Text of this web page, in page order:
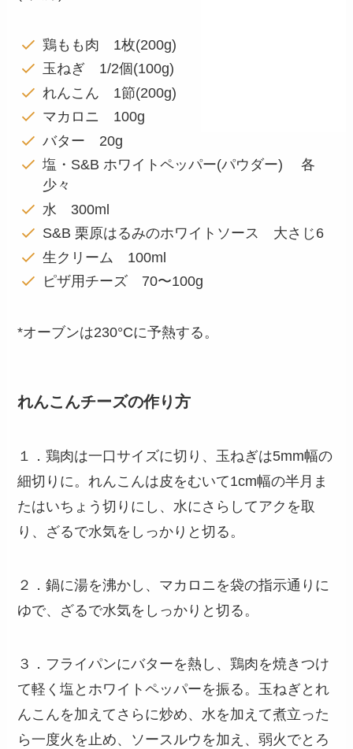
鶏もも肉 1枚(200g)
玉ねぎ 1/2個(100g)
れんこん 1節(200g)
マカロニ 100g
バター 20g
塩・S&B ホワイトペッパー(パウダー) 各
少々
水 300ml
S&B 栗原はるみのホワイトソース 大さじ6
生クリーム 100ml
ピザ用チーズ 70〜100g
*オーブンは230°Cに予熱する。
れんこんチーズの作り方
１．鶏肉は一口サイズに切り、玉ねぎは5mm幅の
細切りに。れんこんは皮をむいて1cm幅の半月ま
たはいちょう切りにし、水にさらしてアクを取
り、ざるで水気をしっかりと切る。
２．鍋に湯を沸かし、マカロニを袋の指示通りに
ゆで、ざるで水気をしっかりと切る。
３．フライパンにバターを熱し、鶏肉を焼きつけ
て軽く塩とホワイトペッパーを振る。玉ねぎとれ
んこんを加えてさらに炒め、水を加えて煮立った
ら一度火を止め、ソースルウを加え、弱火でとろ